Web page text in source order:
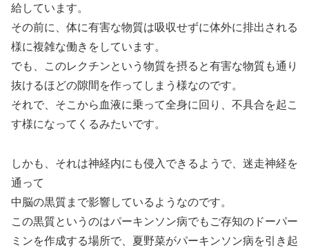
給しています。
その前に、体に有害な物質は吸収せずに体外に排出される
様に複雑な働きをしています。
でも、このレクチンという物質を摂ると有害な物質も通り
抜けるほどの隙間を作ってしまう様なのです。
それで、そこから血液に乗って全身に回り、不具合を起こ
す様になってくるみたいです。
しかも、それは神経内にも侵入できるようで、迷走神経を
通って
中脳の黒質まで影響しているようなのです。
この黒質というのはパーキンソン病でもご存知のドーパー
ミンを作成する場所で、夏野菜がパーキンソン病を引き起